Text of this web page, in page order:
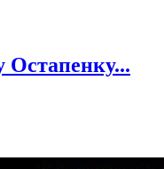
Остапенку...